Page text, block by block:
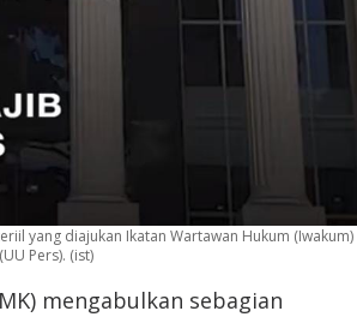
yang diajukan Ikatan Wartawan Hukum (Iwakum)
Pers). (ist)
mengabulkan sebagian